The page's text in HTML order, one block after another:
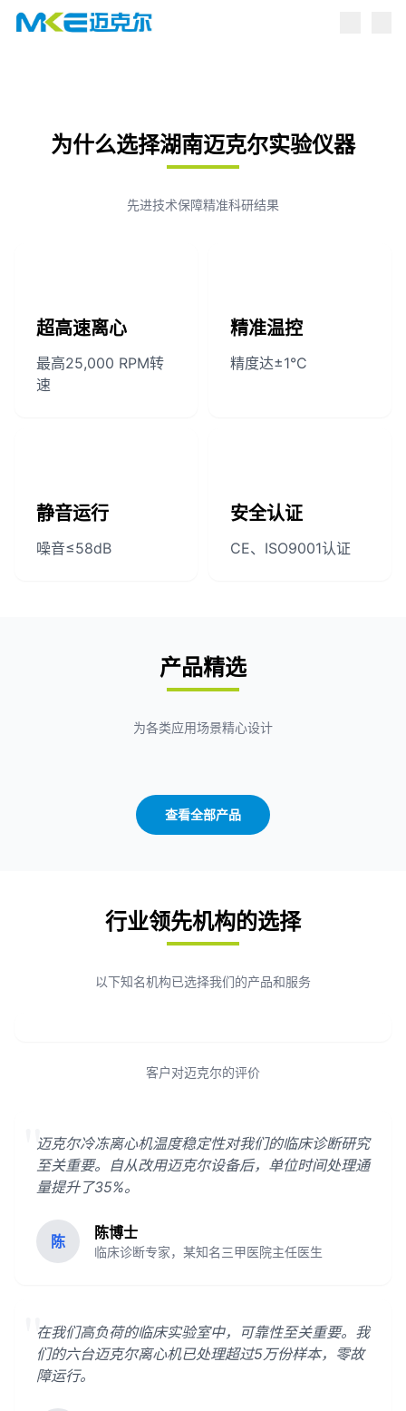
为什么选择湖南迈克尔实验仪器
先进技术保障精准科研结果
超高速离心
最高25,000 RPM转
速
精准温控
精度达±1°C
静音运行
噪音≤58dB
安全认证
CE、ISO9001认证
产品精选
为各类应用场景精心设计
查看全部产品
行业领先机构的选择
以下知名机构已选择我们的产品和服务
客户对迈克尔的评价
"
迈克尔冷冻离心机温度稳定性对我们的临床诊断研究
至关重要。自从改用迈克尔设备后，单位时间处理通
量提升了35%。
陈 陈博士
临床诊断专家，某知名三甲医院主任医生
"
在我们高负荷的临床实验室中，可靠性至关重要。我
们的六台迈克尔离心机已处理超过5万份样本，零故
障运行。